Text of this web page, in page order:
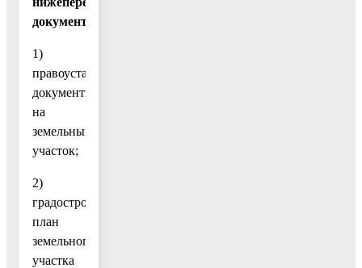
документы:
1)
правоустанавливающие
документы
на
земельный
участок;
2)
градостроительный
план
земельного
участка